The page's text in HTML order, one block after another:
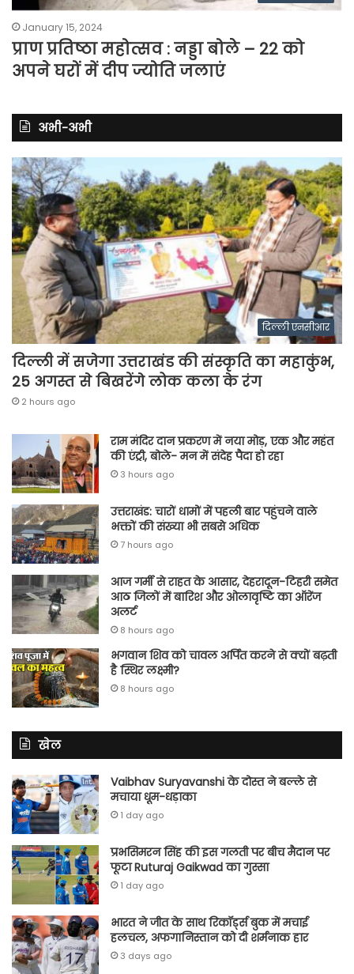
January 15, 2024
प्राण प्रतिष्ठा महोत्सव : नड्डा बोले – 22 को
अपने घरों में दीप ज्योति जलाएं
अभी-अभी
दिल्ली एनसीआर
दिल्ली में सजेगा उत्तराखंड की संस्कृति का महाकुंभ,
25 अगस्त से बिखरेंगे लोक कला के रंग
2 hours ago
राम मंदिर दान प्रकरण में नया मोड़, एक और महंत
की एंट्री, बोले- मन में संदेह पैदा हो रहा
3 hours ago
उत्तराखंड: चारों धामों में पहली बार पहुंचने वाले
भक्तों की संख्या भी सबसे अधिक
7 hours ago
आज गर्मी से राहत के आसार, देहरादून-टिहरी समेत
आठ जिलों में बारिश और ओलावृष्टि का ऑरेंज
अलर्ट
8 hours ago
भगवान शिव को चावल अर्पित करने से क्यों बढ़ती
है स्थिर लक्ष्मी?
8 hours ago
खेल
Vaibhav Suryavanshi के दोस्त ने बल्ले से
मचाया धूम-धड़ाका
1 day ago
प्रभसिमरन सिंह की इस गलती पर बीच मैदान पर
फूटा Ruturaj Gaikwad का गुस्सा
1 day ago
भारत ने जीत के साथ रिकॉर्ड्स बुक में मचाई
हलचल, अफगानिस्तान को दी शर्मनाक हार
3 days ago